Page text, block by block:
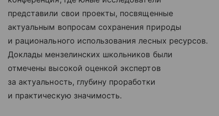
представили свои проекты, посвященные
актуальным вопросам сохранения природы
и рационального использования лесных ресурсов.
Доклады мензелинских школьников были
отмечены высокой оценкой экспертов
за актуальность, глубину проработки
и практическую значимость.